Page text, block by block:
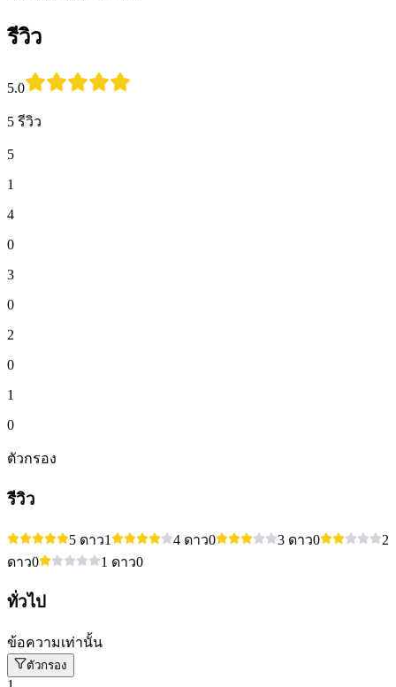
รีวิว
5.0
5 รีวิว
5
1
4
0
3
0
2
0
1
0
ตัวกรอง
รีวิว
5 ดาว1 4 ดาว0 3 ดาว0
2
ดาว0 1 ดาว0
ทั่วไป
ข้อความเท่านั้น
ตัวกรอง